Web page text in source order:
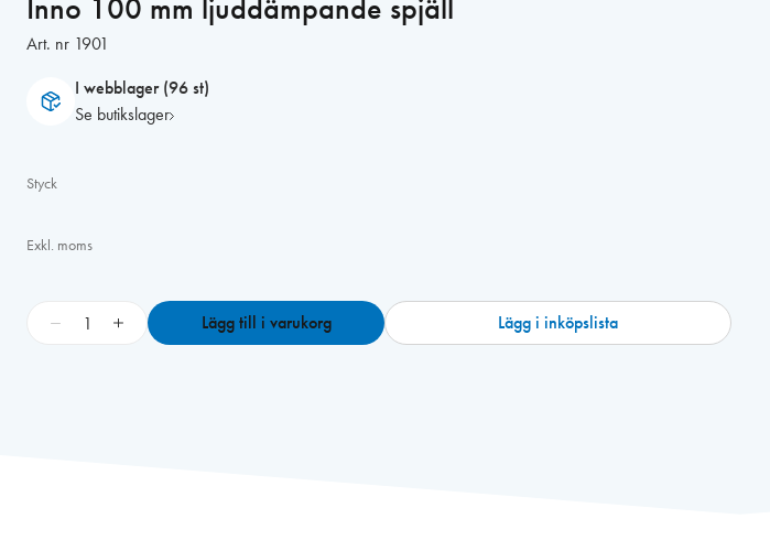
Inno 100 mm ljuddämpande spjäll
Art. nr 1901
I webblager (96 st)
Se butikslager
Styck
Exkl. moms
+ Lägg till i varukorg Lägg i inköpslista